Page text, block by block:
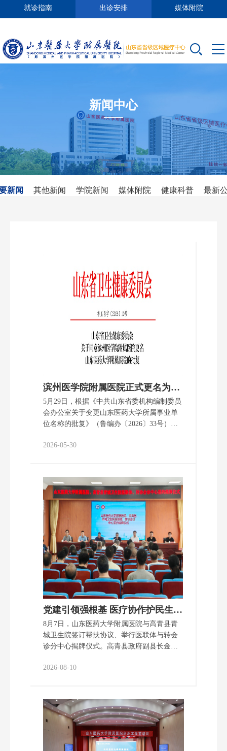
就诊指南 出诊安排 媒体附院
新闻中心
新闻 其他新闻 学院新闻 媒体附院 健康科普 最新
滨州医学院附属医院正式更名为山东医药大学附属医院
5月29日，根据《中共山东省委机构编制委员
会办公室关于变更山东医药大学所属事业单
位名称的批复》（鲁编办〔2026〕33号），
康委员会关于同意滨州医学院附属医院更名
2026-05-30
党建引领强根基 医疗协作护民生｜山东医药大学附属医院与青城卫生院签订帮扶协议、举...
8月7日，山东医药大学附属医院与高青县青
城卫生院签订帮扶协议、举行医联体与转会
诊分中心揭牌仪式。高青县政府副县长金
处处长石斗飞，青城镇镇长李维波出席会
卫健局党组书记、局长宋震主持。 金剑对山
东医药大学附属医院专家团队下沉帮扶高青
基层医疗表示热烈欢迎与诚挚感谢。他指
出，当前高青县基层医疗机构仍存在专科人
才紧缺、疑难病症诊疗能力有限等短板。本
2026-08-10